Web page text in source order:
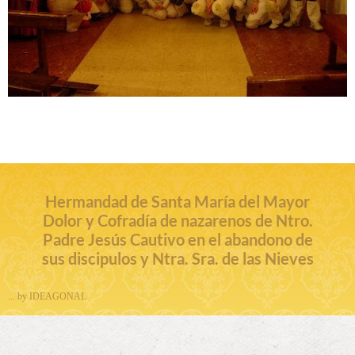
Hermandad de Santa María del Mayor
Dolor y Cofradía de nazarenos de Ntro.
Padre Jesús Cautivo en el abandono de
sus discipulos y Ntra. Sra. de las Nieves
... by IDEAGONAL